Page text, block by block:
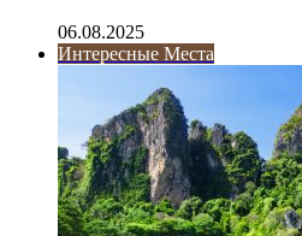
06.08.2025
Интересные Места